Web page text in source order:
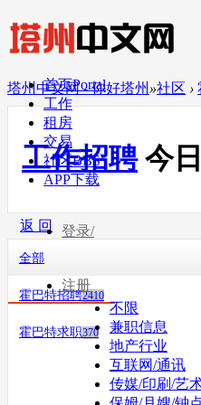
首页Portal
工作
租房
交易
社区BBS
APP下载
登录/
注册
塔州中文网 - 你好塔州 »社区 ›
工作招聘 今
返 回
全部
霍巴特招聘2410
霍巴特求职370
不限
兼职信息
地产行业
互联网/通讯
传媒/印刷/艺